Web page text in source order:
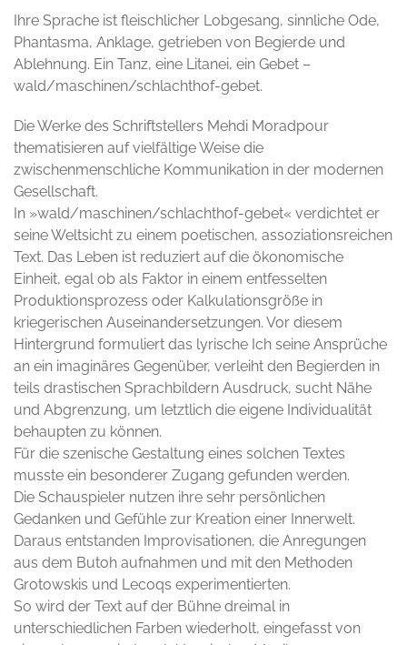
Ihre Sprache ist fleischlicher Lobgesang, sinnliche Ode,
Phantasma, Anklage, getrieben von Begierde und
Ablehnung. Ein Tanz, eine Litanei, ein Gebet –
wald/maschinen/schlachthof-gebet.
Die Werke des Schriftstellers Mehdi Moradpour
thematisieren auf vielfältige Weise die
zwischenmenschliche Kommunikation in der modernen
Gesellschaft.
In »wald/maschinen/schlachthof-gebet« verdichtet er
seine Weltsicht zu einem poetischen, assoziationsreichen
Text. Das Leben ist reduziert auf die ökonomische
Einheit, egal ob als Faktor in einem entfesselten
Produktionsprozess oder Kalkulationsgröße in
kriegerischen Auseinandersetzungen. Vor diesem
Hintergrund formuliert das lyrische Ich seine Ansprüche
an ein imaginäres Gegenüber, verleiht den Begierden in
teils drastischen Sprachbildern Ausdruck, sucht Nähe
und Abgrenzung, um letztlich die eigene Individualität
behaupten zu können.
Für die szenische Gestaltung eines solchen Textes
musste ein besonderer Zugang gefunden werden.
Die Schauspieler nutzen ihre sehr persönlichen
Gedanken und Gefühle zur Kreation einer Innerwelt.
Daraus entstanden Improvisationen, die Anregungen
aus dem Butoh aufnahmen und mit den Methoden
Grotowskis und Lecoqs experimentierten.
So wird der Text auf der Bühne dreimal in
unterschiedlichen Farben wiederholt, eingefasst von